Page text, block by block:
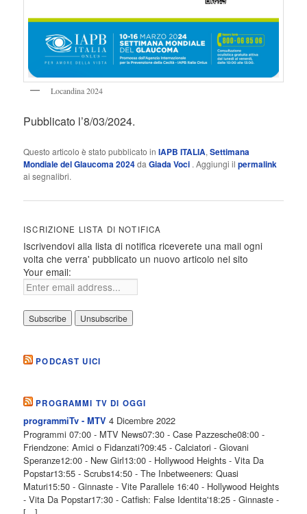
Locandina 2024
Pubblicato l’8/03/2024.
Questo articolo è stato pubblicato inIAPB ITALIA,Settimana
Mondiale del Glaucoma 2024daGiada Voci . Aggiungi ilpermalink
ai segnalibri.
ISCRIZIONE LISTA DI NOTIFICA
Iscrivendovi alla lista di notifica riceverete una mail ogni
volta che verra' pubblicato un nuovo articolo nel sito
Your email:
PODCAST UICI
PROGRAMMI TV DI OGGI
programmiTv - MTV 4 Dicembre 2022
Programmi 07:00 - MTV News07:30 - Case Pazzesche08:00 -
Friendzone: Amici o Fidanzati?09:45 - Calciatori - Giovani
Speranze12:00 - New Girl13:00 - Hollywood Heights - Vita Da
Popstar13:55 - Scrubs14:50 - The Inbetweeners: Quasi
Maturi15:50 - Ginnaste - Vite Parallele 16:40 - Hollywood Heights
- Vita Da Popstar17:30 - Catfish: False Identita'18:25 - Ginnaste -